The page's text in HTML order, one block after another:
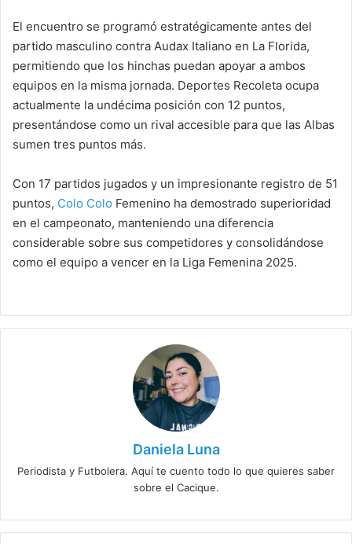
El encuentro se programó estratégicamente antes del
partido masculino contra Audax Italiano en La Florida,
permitiendo que los hinchas puedan apoyar a ambos
equipos en la misma jornada. Deportes Recoleta ocupa
actualmente la undécima posición con 12 puntos,
presentándose como un rival accesible para que las Albas
sumen tres puntos más.
Con 17 partidos jugados y un impresionante registro de 51
puntos, Colo Colo Femenino ha demostrado superioridad
en el campeonato, manteniendo una diferencia
considerable sobre sus competidores y consolidándose
como el equipo a vencer en la Liga Femenina 2025.
Daniela Luna
Periodista y Futbolera. Aquí te cuento todo lo que quieres saber
sobre el Cacique.